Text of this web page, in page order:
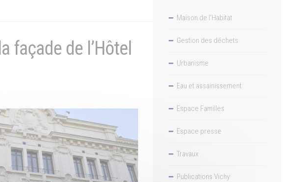
façade de l’Hôtel
Maison de l’Habitat
Gestion des déchets
Urbanisme
Eau et assainissement
Espace Familles
Espace presse
Travaux
Publications Vichy